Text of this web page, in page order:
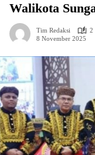
Walikota
Tim Redaksi
2
8 November 2025